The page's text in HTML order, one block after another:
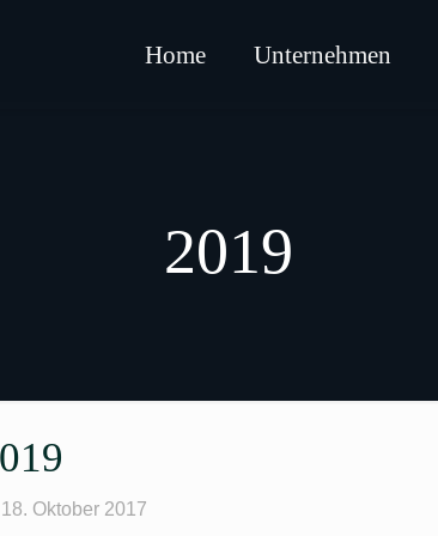
Home Unternehmen
2019
18. Oktober 2017